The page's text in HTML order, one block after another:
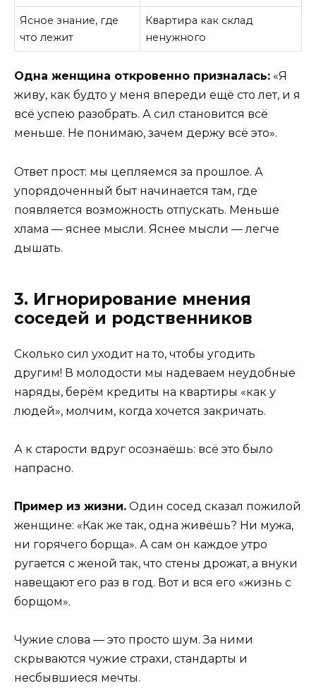
Ясное знание, где
что лежит
Квартира как склад
ненужного
Одна женщина откровенно призналась: «Я
живу, как будто у меня впереди ещё сто лет, и я
всё успею разобрать. А сил становится всё
меньше. Не понимаю, зачем держу всё это».
Ответ прост: мы цепляемся за прошлое. А
упорядоченный быт начинается там, где
появляется возможность отпускать. Меньше
хлама — яснее мысли. Яснее мысли — легче
дышать.
3. Игнорирование мнения
соседей и родственников
Сколько сил уходит на то, чтобы угодить
другим! В молодости мы надеваем неудобные
наряды, берём кредиты на квартиры «как у
людей», молчим, когда хочется закричать.
А к старости вдруг осознаёшь: всё это было
напрасно.
Пример из жизни. Один сосед сказал пожилой
женщине: «Как же так, одна живёшь? Ни мужа,
ни горячего борща». А сам он каждое утро
ругается с женой так, что стены дрожат, а внуки
навещают его раз в год. Вот и вся его «жизнь с
борщом».
Чужие слова — это просто шум. За ними
скрываются чужие страхи, стандарты и
несбывшиеся мечты.